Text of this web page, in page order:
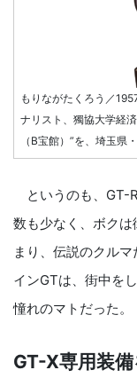
もりながたくろう／
ナリスト、獨協大学経
（B宝館）”を、埼玉県
というのも、GT-
数も少なく、ボク
まり、伝説のクル
インGTは、街中を
憧れのマトだった。
GT-X専用装